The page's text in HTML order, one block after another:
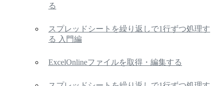
る
スプレッドシートを繰り返しで1行ずつ処理す
る 入門編
ExcelOnlineファイルを取得・編集する